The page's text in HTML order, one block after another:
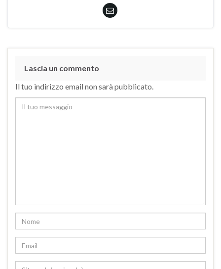
Lascia un commento
Il tuo indirizzo email non sarà pubblicato.